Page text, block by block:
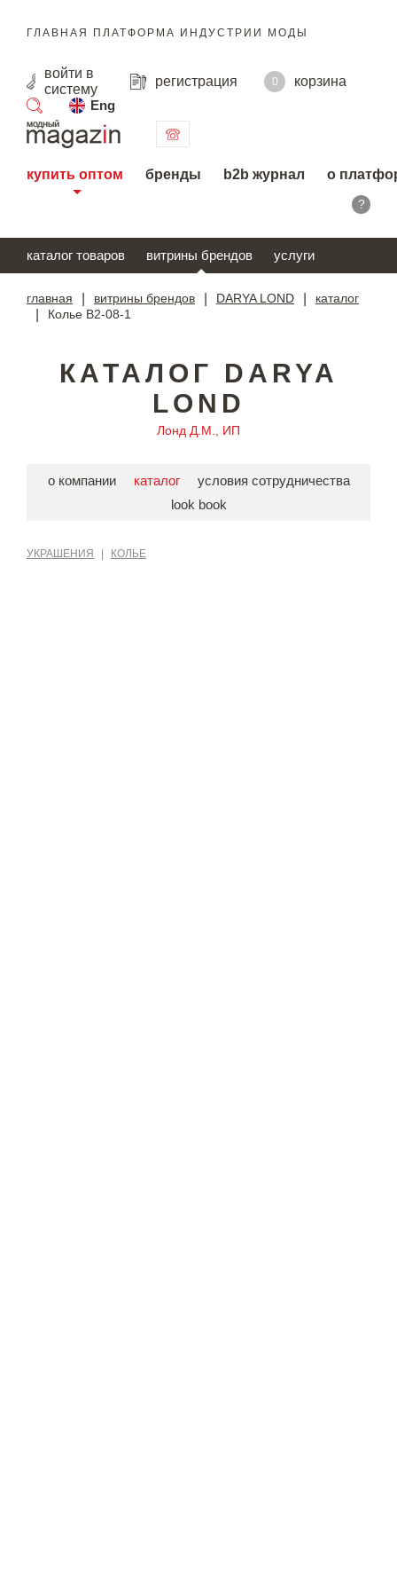
ГЛАВНАЯ ПЛАТФОРМА ИНДУСТРИИ МОДЫ
войти в
систему
регистрация 0
корзина
Eng
поиск
купить оптом бренды b2b журнал о
?
каталог товаров витрины брендов услуги
главная витрины брендов DARYA LOND каталог
Колье В2-08-1
КАТАЛОГ DARYA
LOND
Лонд Д.М., ИП
о компании каталог
условия сотрудничества
look book
УКРАШЕНИЯ КОЛЬЕ